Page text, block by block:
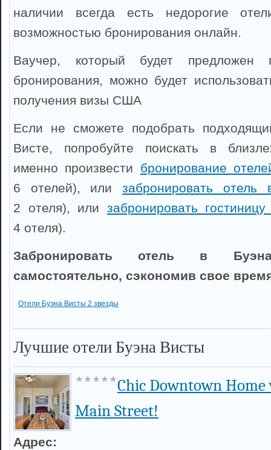
наличии всегда есть недорогие
возможностью бронирования онлайн.
Ваучер, который будет предложен
бронирования, можно будет
получения визы США
Если не сможете подобрать
Висте, попробуйте поискать в
именно произвести бронирование
6 отелей), илизабронировать отель
2 отеля), или забронировать
4 отеля).
Забронировать отель в
самостоятельно, сэкономив свое
Отели Буэна Висты 2 звезды
Лучшие отели Буэна Висты
Chic Downtown
Main Street!
Адрес: